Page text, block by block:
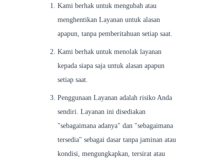
Kami berhak untuk mengubah atau
menghentikan Layanan untuk alasan
apapun, tanpa pemberitahuan setiap saat.
Kami berhak untuk menolak layanan
kepada siapa saja untuk alasan apapun
setiap saat.
Penggunaan Layanan adalah risiko Anda
sendiri. Layanan ini disediakan
"sebagaimana adanya" dan "sebagaimana
tersedia" sebagai dasar tanpa jaminan atau
kondisi, mengungkapkan, tersirat atau